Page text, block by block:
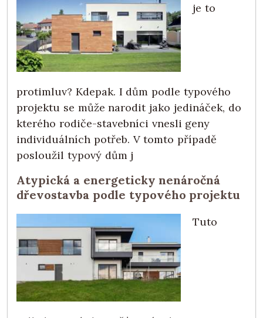
je to
protimluv? Kdepak. I dům podle typového
projektu se může narodit jako jedináček, do
kterého rodiče-stavebníci vnesli geny
individuálních potřeb. V tomto případě
posloužil typový dům j
Atypická a energeticky nenáročná
dřevostavba podle typového projektu
Tuto